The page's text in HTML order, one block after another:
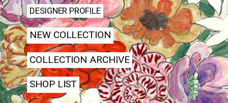
DESIGNER PROFILE
NEW COLLECTION
COLLECTION ARCHIVE
SHOP LIST